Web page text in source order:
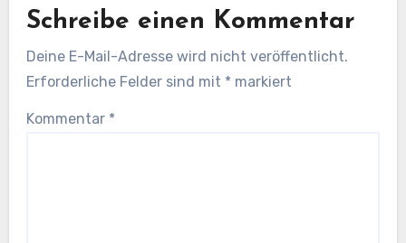
Schreibe einen Kommentar
Deine E-Mail-Adresse wird nicht veröffentlicht.
Erforderliche Felder sind mit * markiert
Kommentar *